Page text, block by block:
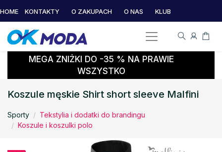
HOME KONTAKTY O ZAKUPACH O NAS KLUB
MEGA ZNIŻKI DO -35 % NA PRAWIE
WSZYSTKO
Koszule męskie Shirt short sleeve Malfini
Sporty
Tekstylia i dodatki do brandingu
Koszule i koszulki polo